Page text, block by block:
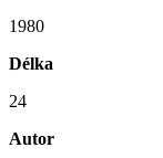
1980
Délka
24
Autor